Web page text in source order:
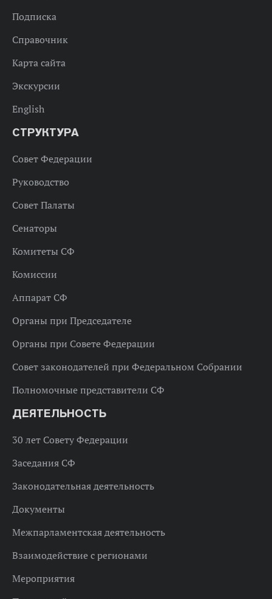
Подписка
Справочник
Карта сайта
Экскурсии
English
СТРУКТУРА
Совет Федерации
Руководство
Совет Палаты
Сенаторы
Комитеты СФ
Комиссии
Аппарат СФ
Органы при Председателе
Органы при Совете Федерации
Совет законодателей при Федеральном Собрании
Полномочные представители СФ
ДЕЯТЕЛЬНОСТЬ
30 лет Совету Федерации
Заседания СФ
Законодательная деятельность
Документы
Межпарламентская деятельность
Взаимодействие с регионами
Мероприятия